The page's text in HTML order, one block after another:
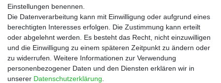
Rezepte
Newsletter
Blog
Choco Patiss
|
Einstellungen benennen.
Die Datenverarbeitung kann mit Einwilligung oder aufgrund eines
berechtigten Interesses erfolgen. Die Zustimmung kann erteilt
oder abgelehnt werden. Es besteht das Recht, nicht einzuwilligen
und die Einwilligung zu einem späteren Zeitpunkt zu ändern oder
zu widerrufen. Weitere Informationen zur Verwendung
personenbezogener Daten und den Diensten erklären wir in
unserer Daten­schutz­erklärung